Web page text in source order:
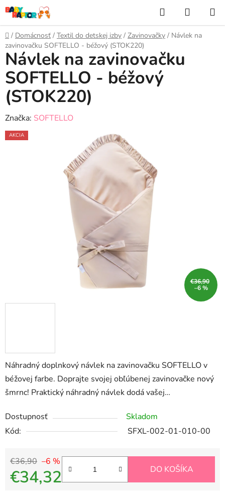
Prejsť
na
obsah
Hľadať
KOŠÍK
Domov
/ Domácnosť / Textil do detskej izby / Zavinovačky / Návlek na
zavinovačku SOFTELLO - béžový (STOK220)
Náhradný doplnkový návlek na zavinovačku SOFTELLO v
béžovej farbe. Doprajte svojej obľúbenej zavinovačke nový
šmrnc! Praktický náhradný návlek dodá vašej…
Dostupnosť
Skladom
Kód:
SFXL-002-01-010-00
€36,90 –6 %
€34,32 DO KOŠÍKA
Návlek na zavinovačku
SOFTELLO - béžový
(STOK220)
Značka: SOFTELLO
AKCIA
€36,90
–6 %